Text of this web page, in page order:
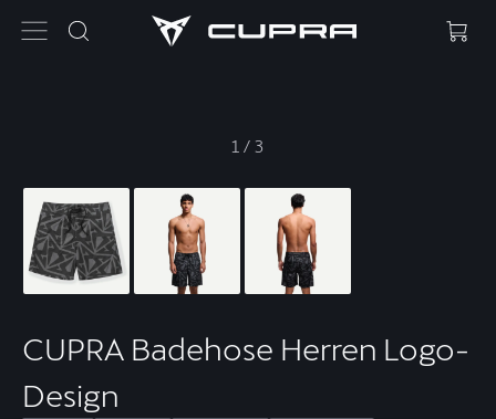
1 / 3
CUPRA Badehose Herren Logo-
Design